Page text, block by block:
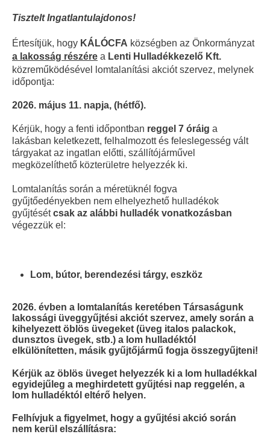
Tisztelt Ingatlantulajdonos!
Értesítjük, hogy KÁLÓCFA községben az Önkormányzat
a lakosság részére a Lenti Hulladékkezelő Kft.
közreműködésével lomtalanítási akciót szervez, melynek
időpontja:
2026. május 11. napja, (hétfő).
Kérjük, hogy a fenti időpontban reggel 7 óráig a
lakásban keletkezett, felhalmozott és feleslegesség vált
tárgyakat az ingatlan előtti, szállítójárművel
megközelíthető közterületre helyezzék ki.
Lomtalanítás során a méretüknél fogva
gyűjtőedényekben nem elhelyezhető hulladékok
gyűjtésétcsak az alábbi hulladék vonatkozásban
végezzük el:
Lom, bútor, berendezési tárgy, eszköz
2026. évben a lomtalanítás keretében Társaságunk
lakossági üveggyűjtési akciót szervez, amely során a
kihelyezett öblös üvegeket (üveg italos palackok,
dunsztos üvegek, stb.) a lom hulladéktól
elkülönítetten, másik gyűjtőjármű fogja összegyűjteni!
Kérjük az öblös üveget helyezzék ki a lom hulladékkal
egyidejűleg a meghirdetett gyűjtési nap reggelén, a
lom hulladéktól eltérő helyen.
Felhívjuk a figyelmet, hogy a gyűjtési akció során
nem kerül elszállításra: